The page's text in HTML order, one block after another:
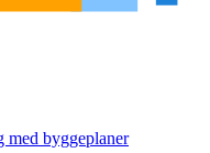
med byggeplaner